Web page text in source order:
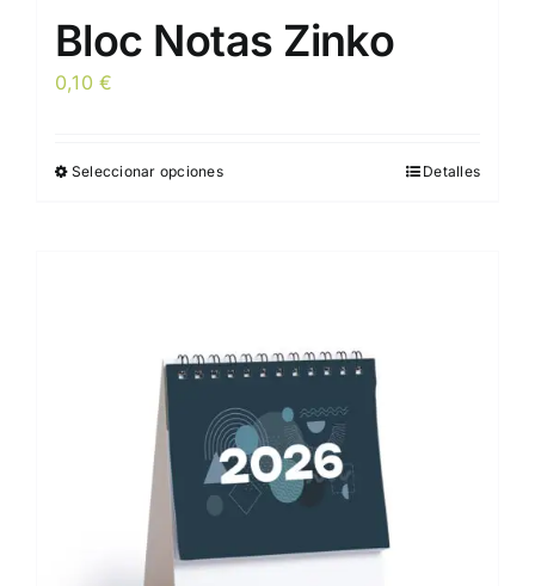
Bloc Notas Zinko
0,10€
Seleccionar opcionesEste
opciones
pueden
elegir
en
página
Detalles